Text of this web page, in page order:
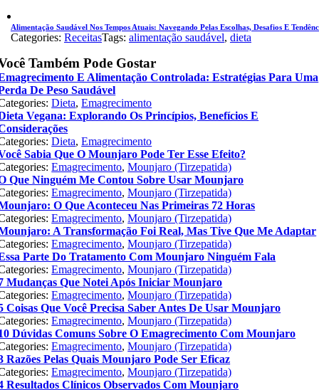
Alimentação Saudável Nos Tempos Atuais: Navegando Pelas Escolhas, Desafios E
Categories: ReceitasTags: alimentação saudável, dieta
Também Pode Gostar
E Alimentação Controlada: Estratégias Para Uma
De Peso Saudável
Dieta,Emagrecimento
Vegana: Explorando Os Princípios, Benefícios E
Dieta,Emagrecimento
Sabia Que O Mounjaro Pode Ter Esse Efeito?
Emagrecimento,Mounjaro (Tirzepatida)
Que Ninguém Me Contou Sobre Usar Mounjaro
Emagrecimento,Mounjaro (Tirzepatida)
O Que Aconteceu Nas Primeiras 72 Horas
Emagrecimento,Mounjaro (Tirzepatida)
A Transformação Foi Real, Mas Tive Que Me Adaptar
Emagrecimento,Mounjaro (Tirzepatida)
Parte Do Tratamento Com Mounjaro Ninguém Fala
Emagrecimento,Mounjaro (Tirzepatida)
Mudanças Que Notei Após Iniciar Mounjaro
Emagrecimento,Mounjaro (Tirzepatida)
Coisas Que Você Precisa Saber Antes De Usar Mounjaro
Emagrecimento,Mounjaro (Tirzepatida)
Dúvidas Comuns Sobre O Emagrecimento Com Mounjaro
Emagrecimento,Mounjaro (Tirzepatida)
Razões Pelas Quais Mounjaro Pode Ser Eficaz
Emagrecimento,Mounjaro (Tirzepatida)
Resultados Clínicos Observados Com Mounjaro